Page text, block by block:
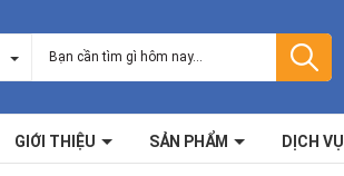
GIỚI THIỆU SẢN PHẨM DỊCH VỤ